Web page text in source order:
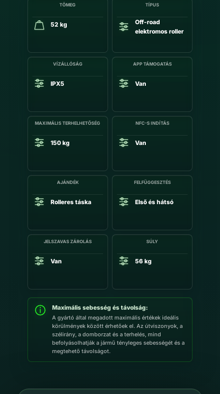
TÖMEG
52 kg
TÍPUS
Off-road
elektromos roller
VÍZÁLLÓSÁG
IPX5
APP TÁMOGATÁS
Van
MAXIMÁLIS TERHELHETŐSÉG
150 kg
NFC-S INDÍTÁS
Van
AJÁNDÉK
Rolleres táska
FELFÜGGESZTÉS
Első és hátsó
JELSZAVAS ZÁROLÁS
Van
SÚLY
56 kg
Maximális sebesség és távolság:
A gyártó által megadott maximális értékek ideális
körülmények között érhetőek el. Az útviszonyok, a
szélirány, a domborzat és a terhelés, mind
befolyásolhatják a jármű tényleges sebességét és a
megtehető távolságot.